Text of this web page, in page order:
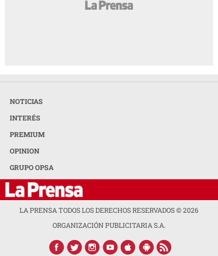
NOTICIAS
INTERÉS
PREMIUM
OPINION
GRUPO OPSA
LA PRENSA TODOS LOS DERECHOS RESERVADOS ©2026
ORGANIZACIÓN PUBLICITARIA S.A.